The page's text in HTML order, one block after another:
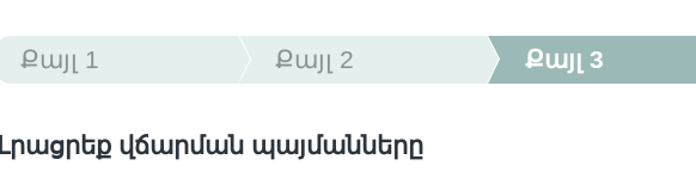
Քայլ 1 Քայլ 2 Քայլ 3
Լրացրեք վճարման պայմանները